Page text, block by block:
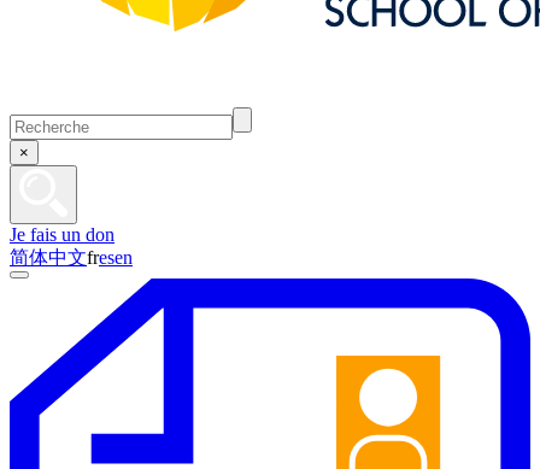
×
Je fais un don
简体中文fresen